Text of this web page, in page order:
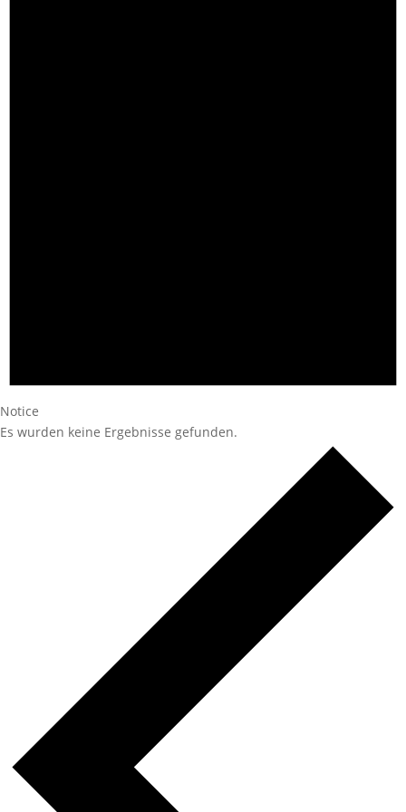
Notice
Es wurden keine Ergebnisse gefunden.